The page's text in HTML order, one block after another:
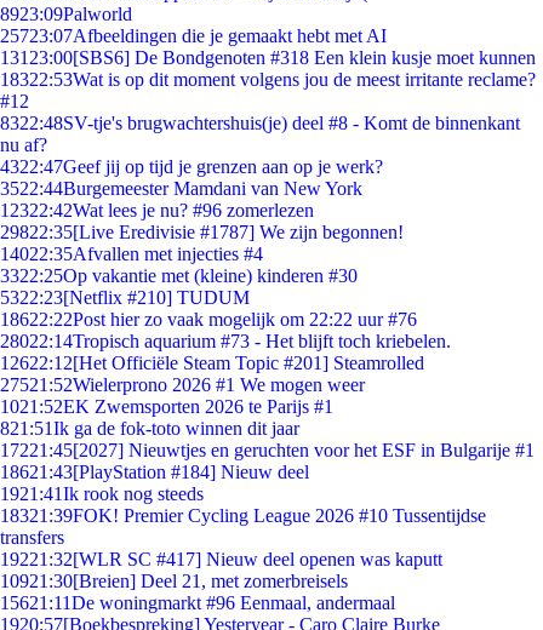
8923:09Palworld
25723:07Afbeeldingen die je gemaakt hebt met AI
131 23:00[SBS6] De Bondgenoten #318 Een klein kusje moet kunnen
18322:53Wat is op dit moment volgens jou de meest irritante reclame?
#12
8322:48SV-tje's brugwachtershuis(je) deel #8 - Komt de binnenkant
nu af?
4322:47Geef jij op tijd je grenzen aan op je werk?
3522:44Burgemeester Mamdani van New York
12322:42Wat lees je nu? #96 zomerlezen
29822:35[Live Eredivisie #1787] We zijn begonnen!
14022:35Afvallen met injecties #4
3322:25Op vakantie met (kleine) kinderen #30
5322:23[Netflix #210] TUDUM
18622:22Post hier zo vaak mogelijk om 22:22 uur #76
28022:14Tropisch aquarium #73 - Het blijft toch kriebelen.
12622:12[Het Officiële Steam Topic #201] Steamrolled
27521:52Wielerprono 2026 #1 We mogen weer
1021:52EK Zwemsporten 2026 te Parijs #1
821:51Ik ga de fok-toto winnen dit jaar
17221:45[2027] Nieuwtjes en geruchten voor het ESF in Bulgarije #1
18621:43[PlayStation #184] Nieuw deel
1921:41Ik rook nog steeds
18321:39FOK! Premier Cycling League 2026 #10 Tussentijdse
transfers
19221:32[WLR SC #417] Nieuw deel openen was kaputt
10921:30[Breien] Deel 21, met zomerbreisels
15621:11De woningmarkt #96 Eenmaal, andermaal
1920:57[Boekbespreking] Yesteryear - Caro Claire Burke